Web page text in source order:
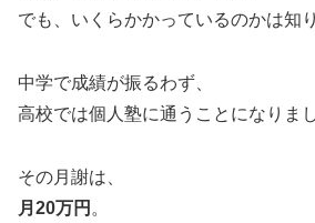
でも、いくらかかっているのかは知
中学で成績が振るわず、
高校では個人塾に通うことになりまし
その月謝は、
月20万円 。